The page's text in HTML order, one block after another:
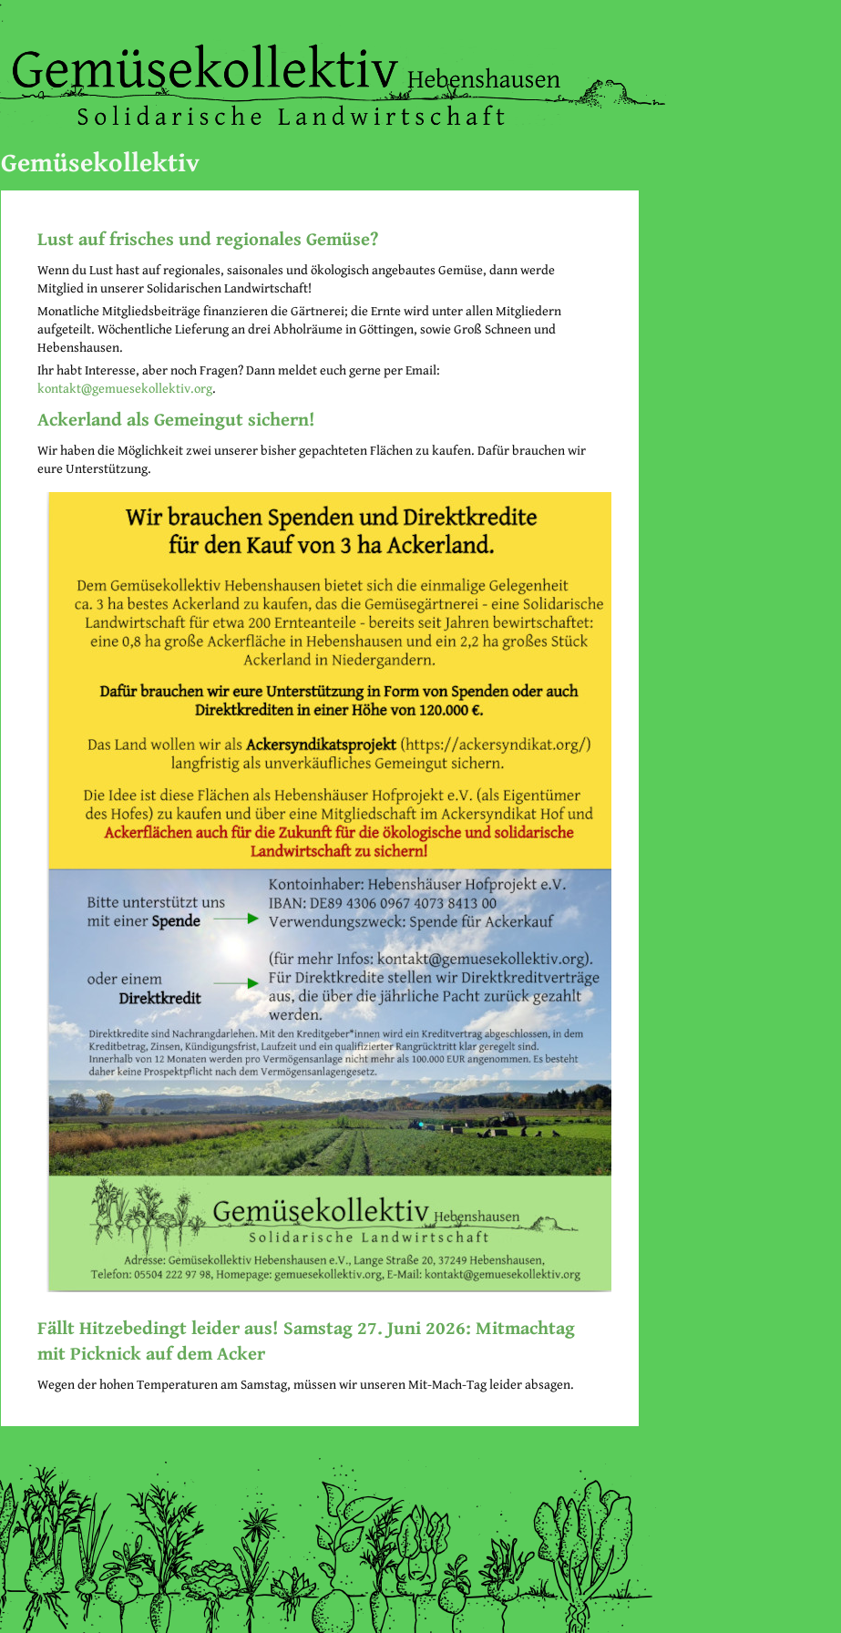
Gemüsekollektiv
Lust auf frisches und regionales Gemüse?
Wenn du Lust hast auf regionales, saisonales und ökologisch angebautes Gemüse, dann werde
Mitglied in unserer Solidarischen Landwirtschaft!
Monatliche Mitgliedsbeiträge finanzieren die Gärtnerei; die Ernte wird unter allen Mitgliedern
aufgeteilt. Wöchentliche Lieferung an drei Abholräume in Göttingen, sowie Groß Schneen und
Hebenshausen.
Ihr habt Interesse, aber noch Fragen? Dann meldet euch gerne per Email:
kontakt@gemuesekollektiv.org.
Ackerland als Gemeingut sichern!
Wir haben die Möglichkeit zwei unserer bisher gepachteten Flächen zu kaufen. Dafür brauchen wir
eure Unterstützung.
Fällt Hitzebedingt leider aus! Samstag 27. Juni 2026: Mitmachtag
mit Picknick auf dem Acker
Wegen der hohen Temperaturen am Samstag, müssen wir unseren Mit-Mach-Tag leider absagen.